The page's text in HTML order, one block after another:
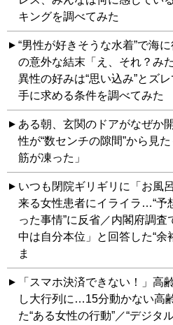
キングを調べてみた
“男性が好きそうな水着”で海
の意外な結末「え、それ？み
異性の好みは“思い込み”とズ
手に求める条件を調べてみた
ある朝、玄関のドアがなぜか
性が“数センチの隙間”から見
筋が凍った」
いつも閉院ギリギリに「お風
来る女性患者にイライラ…“予
った事情”に反省／内閣府調査
中は自分本位」と回答した“余
ま
「スマホ決済できない！」高
し大行列に…15分動かない高
た“ある女性の行動”／“デジタ